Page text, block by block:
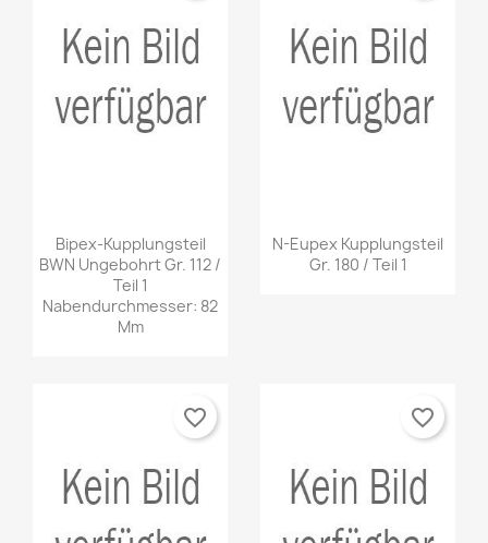
Bipex-Kupplungsteil
BWN Ungebohrt Gr. 112 /
Teil 1
Nabendurchmesser: 82
Mm
N-Eupex Kupplungsteil
Gr. 180 / Teil 1
favorite_border favorite_border